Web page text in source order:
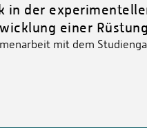
in der
einer
mit dem